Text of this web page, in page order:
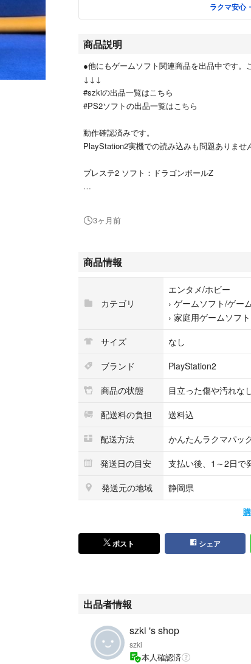
ラクマ安心
商品説明
●他にもゲームソフト関連商品を出品中です。
↓↓↓
#szkiの出品一覧はこちら
#PS2ソフトの出品一覧はこちら
動作確認済みです。
PlayStation2実機での読み込みも問題ありませ
プレステ2 ソフト：ドラゴンボールZ
大切に保管していた、PS2の格闘アクションゲ
超高速バトルの「臨場感」を存分に「享受」で
さながらの演出で繰り広げられる死闘は、ま
感」。格ゲーファン、原作ファン必見の傑作を
中古品ではありますが、ディスク、ケース、説
な状態を保っており、当時の雰囲気をそのま
いただけます。
【付属物】
プレイステーションゲームソフト本体
ケース
ディスク面には経年相応の傷み・プレイに影響
印刷物
折れや破れ、書き込みなどもなく、良好な状
ん。
【発送】
匿名配送
3ヶ月前
商品情報
カテゴリ
エンタメ/ホビー
› ゲームソフト/ゲー
› 家庭用ゲームソフト
サイズ
なし
ブランド
PlayStation2
商品の状態
目立った傷や汚れな
配送料の負担
送料込
配送方法
かんたんラクマパッ
発送日の目安
支払い後、1～2日で
発送元の地域
静岡県
ポスト シェア
出品者情報
szki 's shop
szki
本人確認済